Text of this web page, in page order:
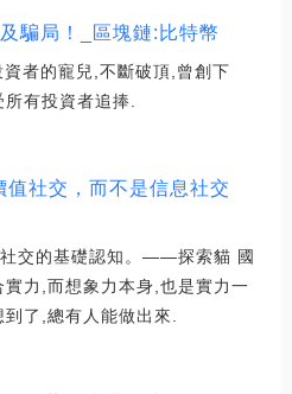
騙局！_區塊鏈:比特幣
者的寵兒,不斷破頂,曾創下
有投資者追捧.
社交，而不是信息社交
交的基礎認知。——探索貓 國
力,而想象力本身,也是實力一
了,總有人能做出來.